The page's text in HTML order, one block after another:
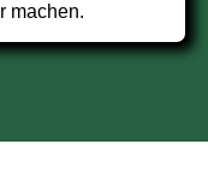
machen.